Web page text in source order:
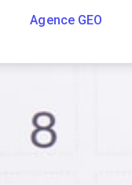
Agence GEO